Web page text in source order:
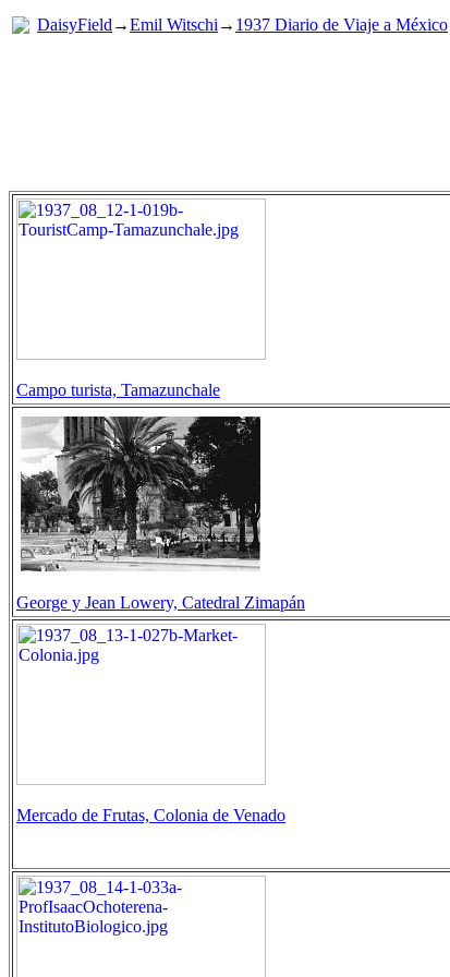
DaisyField →Emil Witschi → 1937 Diario de Viaje a México
Campo turista, Tamazunchale
George y Jean Lowery, Catedral Zimapán
Mercado de Frutas, Colonia de Venado